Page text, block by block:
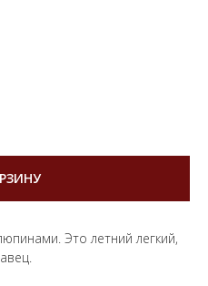
Это летний легкий,